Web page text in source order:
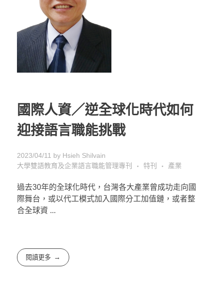
國際人資／逆全球化時代如何
迎接語言職能挑戰
2023/04/11 by Hsieh Shilvain
大學雙語教育及企業語言職能管理專刊
特刊 產業
過去30年的全球化時代，台灣各大產業曾成功走向國
際舞台，或以代工模式加入國際分工加值鏈，或者整
合全球資 ...
閱讀更多